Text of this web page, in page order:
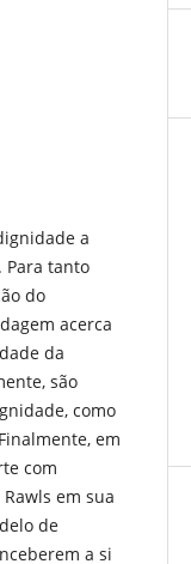
a
Para tanto
do
acerca
da
são
como
em
com
em sua
de
a si